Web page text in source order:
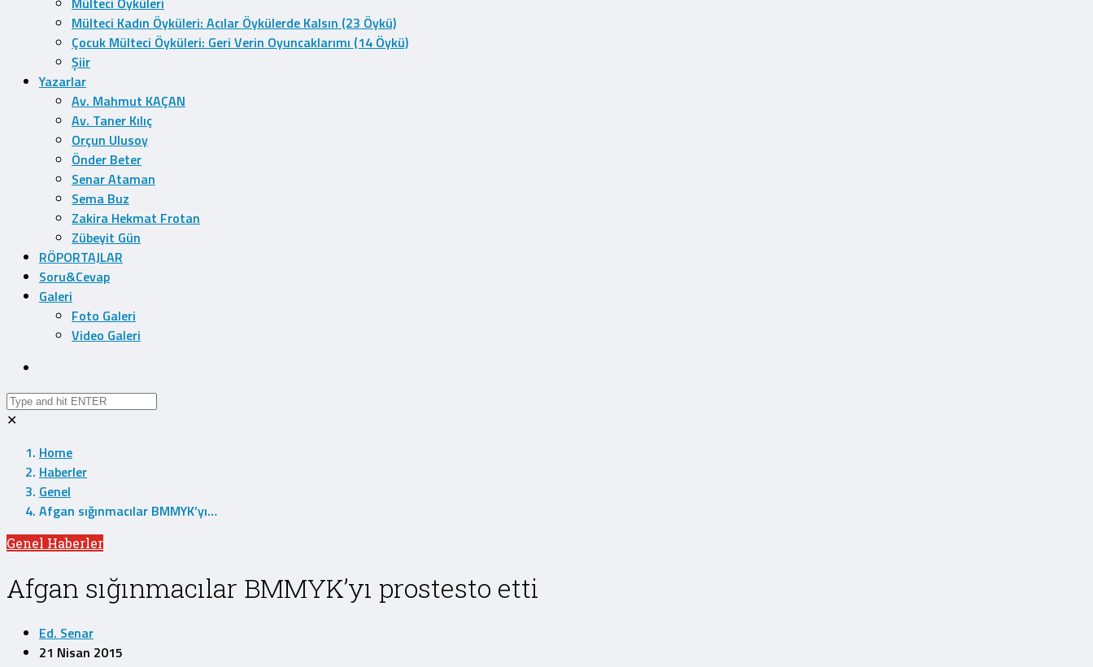
Mülteci Kadın Öyküleri: Acılar Öykülerde Kalsın (23 Öykü)
Çocuk Mülteci Öyküleri: Geri Verin Oyuncaklarımı (14 Öykü)
Şiir
Yazarlar
Av. Mahmut KAÇAN
Av. Taner Kılıç
Orçun Ulusoy
Önder Beter
Senar Ataman
Sema Buz
Zakira Hekmat Frotan
Zübeyit Gün
RÖPORTAJLAR
Soru&Cevap
Galeri
Foto Galeri
Video Galeri
✕
Home
Haberler
Genel
Afgan sığınmacılar BMMYK’yı…
Genel Haberler
Afgan sığınmacılar BMMYK’yı prostesto etti
Ed. Senar
21 Nisan 2015